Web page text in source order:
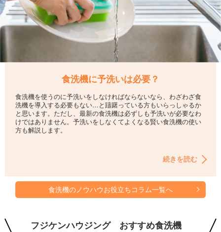
食洗機に予洗いは必要？
食洗機を使うのに予洗いをしなければならないなら、わざわざ食
洗機を導入する必要もない…と躊躇っている方もいらっしゃるか
と思います。ただし、最新の食洗機は必ずしも予洗いが必要なわ
けではありません。予洗いをしなくてよくなる賢い食洗機の使い
方も解説します。
続きを読む
食洗機のノウハウお役立ちコラム一覧へ
フジケンハウジング おすすめ食洗機